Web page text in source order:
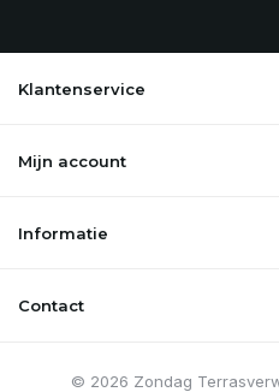
Klantenservice
Mijn account
Informatie
Contact
© 2026 Zondag